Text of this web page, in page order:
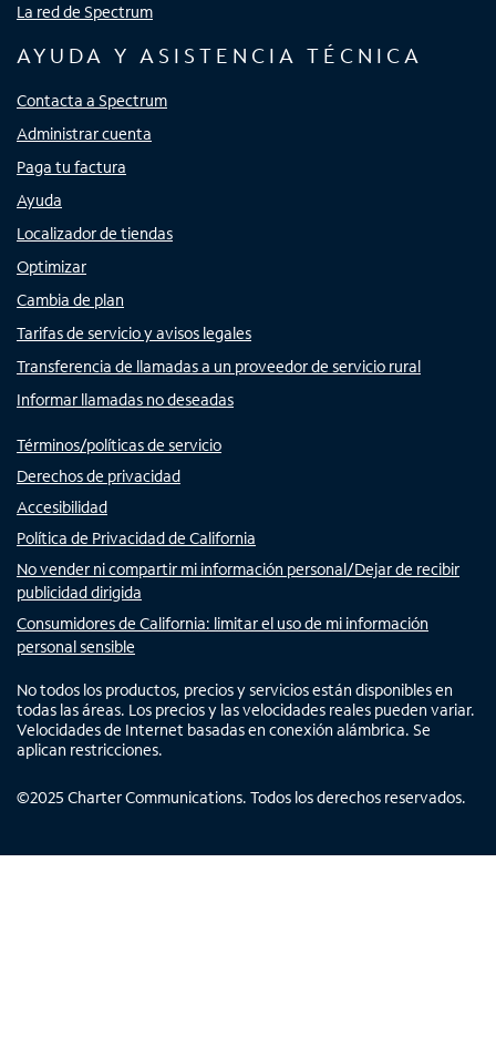
La red de Spectrum
AYUDA Y ASISTENCIA TÉCNICA
Contacta a Spectrum
Administrar cuenta
Paga tu factura
Ayuda
Localizador de tiendas
Optimizar
Cambia de plan
Tarifas de servicio y avisos legales
Transferencia de llamadas a un proveedor de servicio rural
Informar llamadas no deseadas
Términos/políticas de servicio
Derechos de privacidad
Accesibilidad
Política de Privacidad de California
No vender ni compartir mi información personal/Dejar de recibir
publicidad dirigida
Consumidores de California: limitar el uso de mi información
personal sensible
No todos los productos, precios y servicios están disponibles en
todas las áreas. Los precios y las velocidades reales pueden variar.
Velocidades de Internet basadas en conexión alámbrica. Se
aplican restricciones.
©2025 Charter Communications. Todos los derechos reservados.